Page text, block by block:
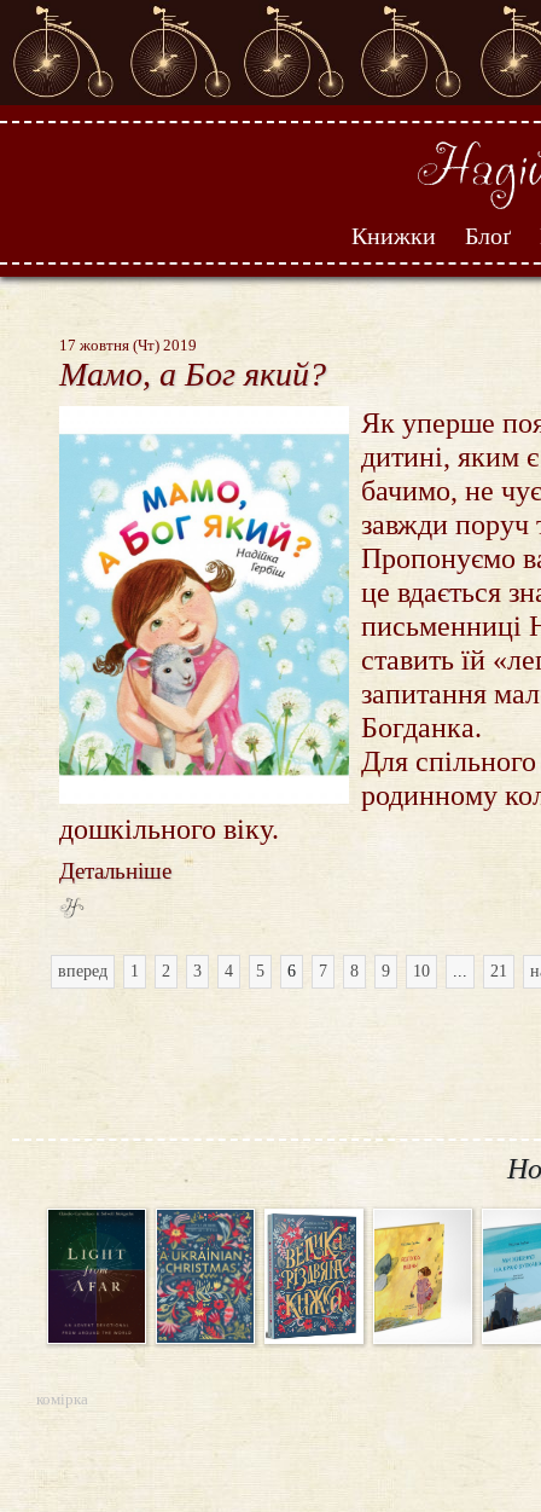
Книжки Блоґ
17 жовтня (Чт) 2019
Мамо, а Бог який?
Як уперше
дитині, яким
бачимо, не
завжди поруч
Пропонуємо
це вдається
письменниці
ставить їй
запитання
Богданка.
Для
родинному
дошкільного віку.
Детальніше
вперед 1 2 3 4 5 6 7 8 9 10 ... 21
комірка